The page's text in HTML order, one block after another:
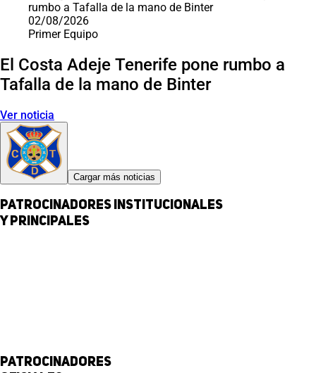
02/08/2026
Primer Equipo
El Costa Adeje Tenerife pone rumbo a
Tafalla de la mano de Binter
Ver noticia
Cargar más noticias
Patrocinadores institucionales
y principales
Patrocinadores